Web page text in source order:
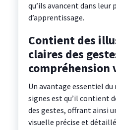
qu’ils avancent dans leur
d’apprentissage.
Contient des
claires des
compréhension
Un avantage essentiel du
signes est qu’il contient
des gestes, offrant ainsi
visuelle précise et